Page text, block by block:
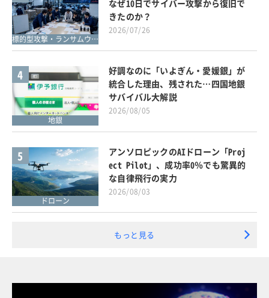
標的型攻撃・ランサムウェア対策
なぜ10日でサイバー攻撃から復旧で
きたのか？
2026/07/26
4
地銀
好調なのに「いよぎん・愛媛銀」が
統合した理由、残された…四国地銀
サバイバル大解説
2026/08/05
5
ドローン
アンソロピックのAIドローン「Proj
ect Pilot」、成功率0％でも驚異的
な自律飛行の実力
2026/08/03
もっと見る